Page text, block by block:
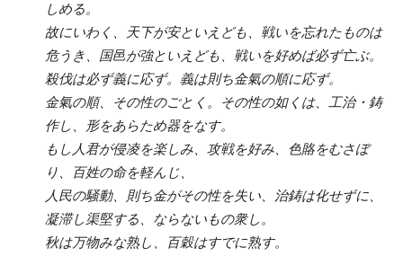
しめる。
故にいわく、天下が安といえども、戦いを忘れたものは
危うき、国邑が強といえども、戦いを好めば必ず亡ぶ。
殺伐は必ず義に応ず。義は則ち金氣の順に応ず。
金氣の順、その性のごとく。その性の如くは、工治・鋳
作し、形をあらため器をなす。
もし人君が侵凌を楽しみ、攻戦を好み、色賂をむさぼ
り、百姓の命を軽んじ、
人民の騒動、則ち金がその性を失い、治鋳は化せずに、
凝滞し渠堅する、ならないもの衆し。
秋は万物みな熟し、百穀はすでに熟す。